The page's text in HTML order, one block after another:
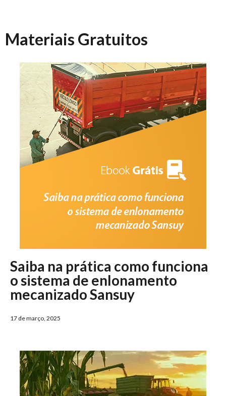
Materiais Gratuitos
Saiba na prática como funciona
o sistema de enlonamento
mecanizado Sansuy
17 de março, 2025